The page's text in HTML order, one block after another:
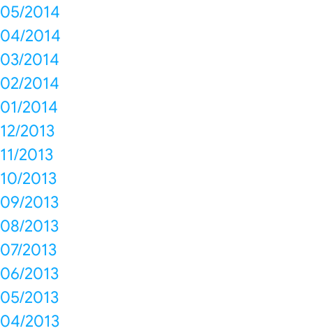
05/2014
04/2014
03/2014
02/2014
01/2014
12/2013
11/2013
10/2013
09/2013
08/2013
07/2013
06/2013
05/2013
04/2013